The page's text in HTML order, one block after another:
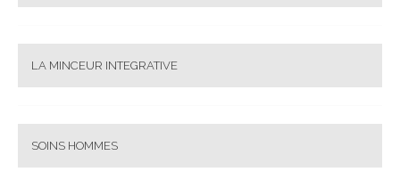
LA MINCEUR INTEGRATIVE
SOINS HOMMES